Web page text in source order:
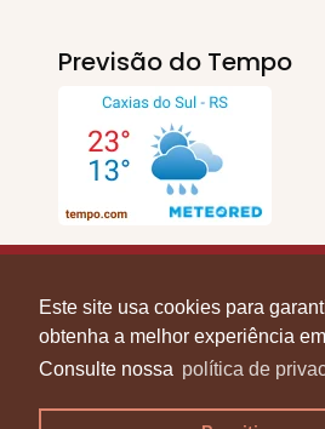
Este site usa cookies para
obtenha a melhor experiência
Consulte nossa política de
Previsão do Tempo
Direitos Reservados.